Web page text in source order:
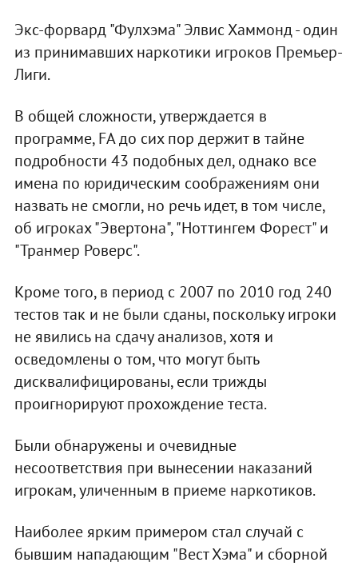
Экс-форвард "Фулхэма" Элвис Хаммонд - один
из принимавших наркотики игроков Премьер-
Лиги.
В общей сложности, утверждается в
программе, FA до сих пор держит в тайне
подробности 43 подобных дел, однако все
имена по юридическим соображениям они
назвать не смогли, но речь идет, в том числе,
об игроках "Эвертона", "Ноттингем Форест" и
"Транмер Роверс".
Кроме того, в период с 2007 по 2010 год 240
тестов так и не были сданы, поскольку игроки
не явились на сдачу анализов, хотя и
осведомлены о том, что могут быть
дисквалифицированы, если трижды
проигнорируют прохождение теста.
Были обнаружены и очевидные
несоответствия при вынесении наказаний
игрокам, уличенным в приеме наркотиков.
Наиболее ярким примером стал случай с
бывшим нападающим "Вест Хэма" и сборной